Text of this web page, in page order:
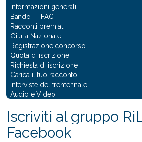
Informazioni generali
Bando — FAQ
Racconti premiati
Giuria Nazionale
Registrazione concorso
Quota di iscrizione
Richiesta di iscrizione
Carica il tuo racconto
Interviste del trentennale
Audio e Video
Iscriviti al gruppo
Facebook